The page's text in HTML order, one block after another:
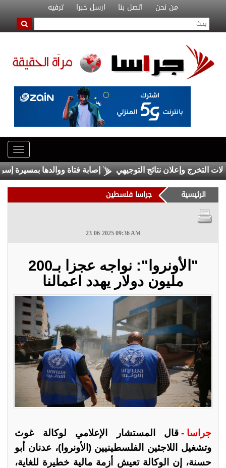
من نحن اتصل بنا ارسل خبرا ترفيه
وإعلان نتائج التوجيهي إصابة فتاة ووالدها بمسيرة
الرئيسية جراسا فلسطين
23-06-2025 09:36 AM
"الأونروا": نواجه عجزا بـ200
مليون دولار يهدد اعمالنا
جراسا - قال المستشار الإعلامي لوكالة غوث
وتشغيل اللاجئين الفلسطينيين (الأونروا)، عدنان أبو
حسنة، إن الوكالة تعيش أزمة مالية خطيرة للغاية،